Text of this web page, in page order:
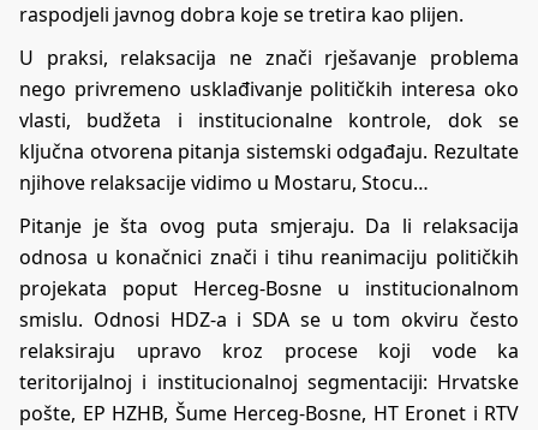
raspodjeli javnog dobra koje se tretira kao plijen.
U praksi, relaksacija ne znači rješavanje problema
nego privremeno usklađivanje političkih interesa oko
vlasti, budžeta i institucionalne kontrole, dok se
ključna otvorena pitanja sistemski odgađaju. Rezultate
njihove relaksacije vidimo u Mostaru, Stocu…
Pitanje je šta ovog puta smjeraju. Da li relaksacija
odnosa u konačnici znači i tihu reanimaciju političkih
projekata poput Herceg-Bosne u institucionalnom
smislu. Odnosi HDZ-a i SDA se u tom okviru često
relaksiraju upravo kroz procese koji vode ka
teritorijalnoj i institucionalnoj segmentaciji: Hrvatske
pošte, EP HZHB, Šume Herceg-Bosne, HT Eronet i RTV